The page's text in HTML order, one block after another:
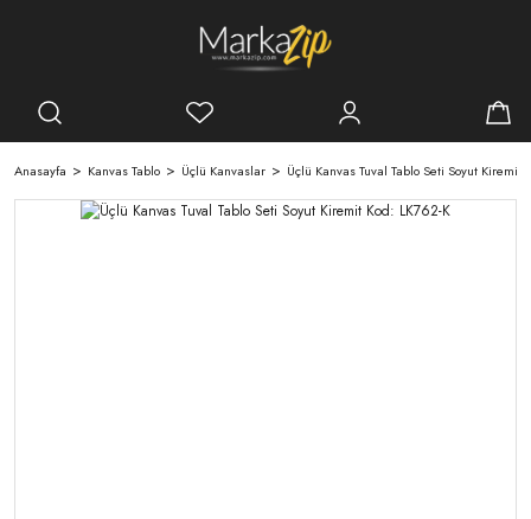
Anasayfa Kanvas Tablo Üçlü Kanvaslar Üçlü Kanvas Tuval Tablo Seti Soyut Kiremit